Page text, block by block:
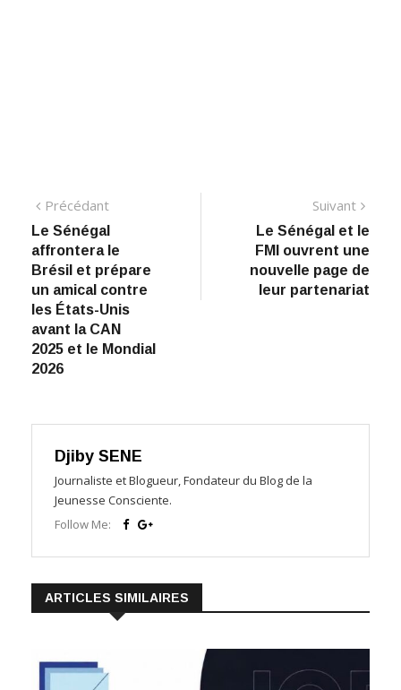
Navigation
de
l’article
PrécédantPrécédant:
Le Sénégal
affrontera le
Brésil et prépare
un amical contre
les États-Unis
avant la CAN
2025 et le Mondial
2026
Suivant
Le Sénégal et le
FMI ouvrent une
nouvelle page de
leur partenariat
Djiby SENE
Journaliste et Blogueur, Fondateur du Blog de la
Jeunesse Consciente.
Follow Me:
ARTICLES SIMILAIRES